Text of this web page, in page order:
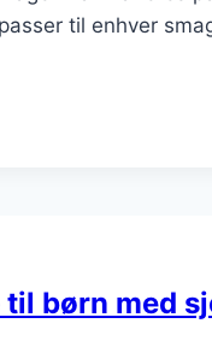
til enhver
børn med